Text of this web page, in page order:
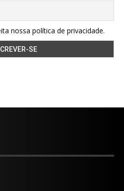
nossa política de privacidade.